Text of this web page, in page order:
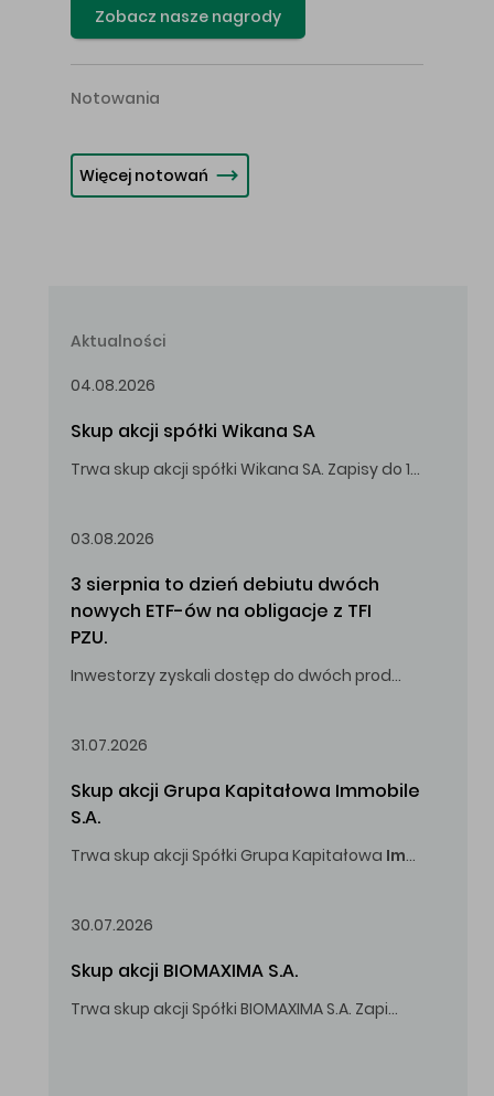
Zobacz nasze nagrody
Notowania
Więcej notowań
Aktualności
04.08.2026
Skup akcji spółki Wikana SA
Trwa skup akcji spółki Wikana SA. Zapisy do 14.08.2026 r. do godz. 16.00.
03.08.2026
3 sierpnia to dzień debiutu dwóch
nowych ETF-ów na obligacje z TFI
PZU.
Inwestorzy zyskali dostęp do dwóch produktów umożliwiających inwestowanie w obligacje skarbowe.
31.07.2026
Skup akcji Grupa Kapitałowa Immobile
S.A.
Trwa skup akcji Spółki Grupa Kapitałowa Immobile
30.07.2026
Skup akcji BIOMAXIMA S.A.
Trwa skup akcji Spółki BIOMAXIMA S.A. Zapisy do 4 sierpnia 2026 r. do godz. 16.00.